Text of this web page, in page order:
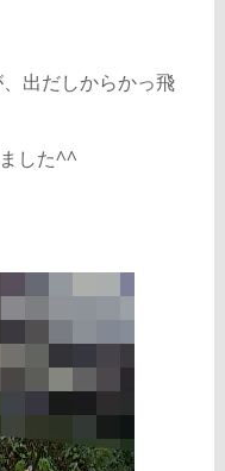
出だしからかっ飛
した^^